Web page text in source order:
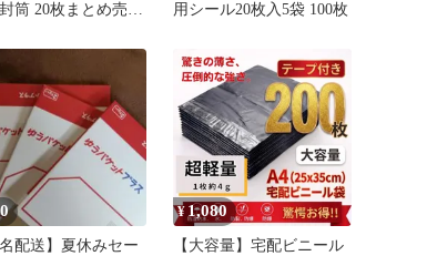
筒 20枚まとめ売り
用シール20枚入5袋 100枚
名配送】夏休みセー
¥ 1,080
【大容量】宅配ビニール